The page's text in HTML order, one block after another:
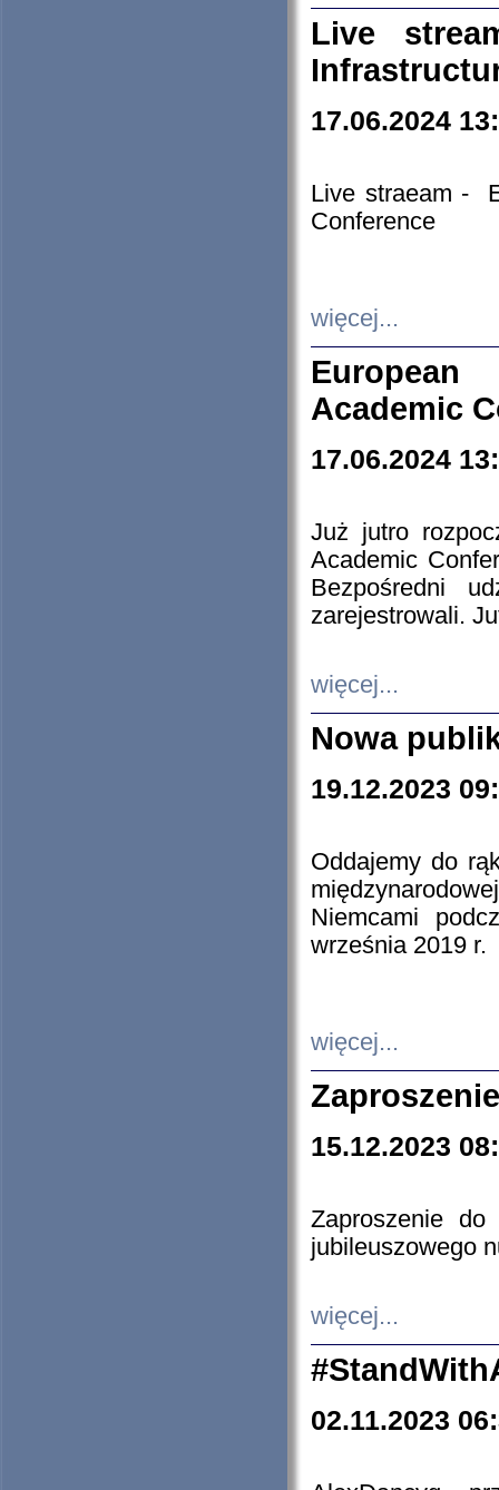
Live
17.06.2024
Live straeam -
Conference
więcej...
European
Academic
17.06.2024
Już jutro
Academic
Bezpośredni
zarejestrowali.
więcej...
Nowa
19.12.2023
Oddajemy do
Niemcami
września 2019 r.
więcej...
15.12.2023
Zaproszenie do
jubileuszowego
więcej...
02.11.2023